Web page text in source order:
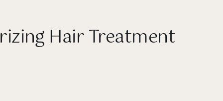
Hair Treatment